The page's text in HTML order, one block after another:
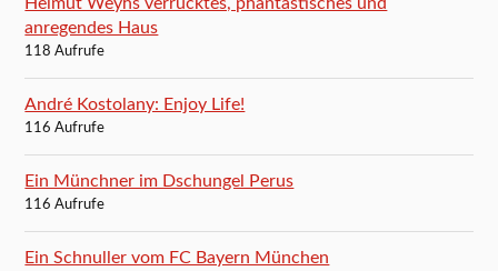
anregendes Haus
118 Aufrufe
André Kostolany: Enjoy Life!
116 Aufrufe
Ein Münchner im Dschungel Perus
116 Aufrufe
Ein Schnuller vom FC Bayern München